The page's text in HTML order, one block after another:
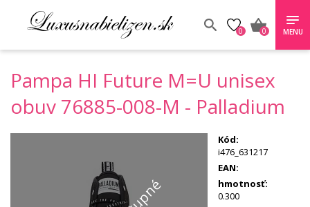
0 0 MENU
Pampa HI Future M=U unisex
obuv 76885-008-M - Palladium
Kód:
i476_631217
EAN:
hmotnosť:
0.300